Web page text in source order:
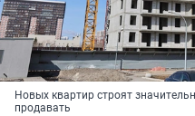
Новых квартир строят
продавать